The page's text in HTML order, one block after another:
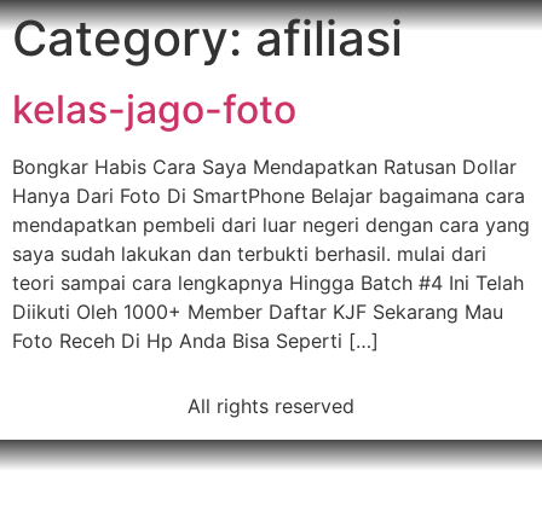
Category:afiliasi
kelas-jago-foto
Bongkar Habis Cara Saya Mendapatkan Ratusan Dollar
Hanya Dari Foto Di SmartPhone Belajar bagaimana cara
mendapatkan pembeli dari luar negeri dengan cara yang
saya sudah lakukan dan terbukti berhasil. mulai dari
teori sampai cara lengkapnya Hingga Batch #4 Ini Telah
Diikuti Oleh 1000+ Member Daftar KJF Sekarang Mau
Foto Receh Di Hp Anda Bisa Seperti […]
All rights reserved